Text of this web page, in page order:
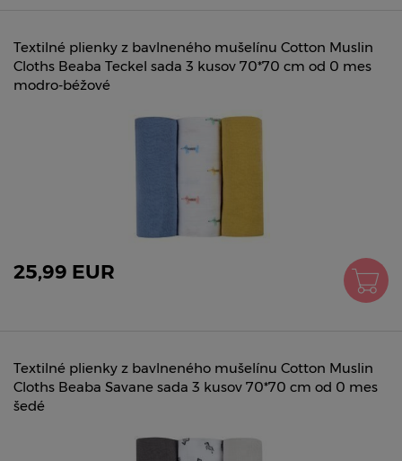
Textilné plienky z bavlneného mušelínu Cotton Muslin
Cloths Beaba Teckel sada 3 kusov 70*70 cm od 0 mes
modro-béžové
25,99 EUR
Textilné plienky z bavlneného mušelínu Cotton Muslin
Cloths Beaba Savane sada 3 kusov 70*70 cm od 0 mes
šedé